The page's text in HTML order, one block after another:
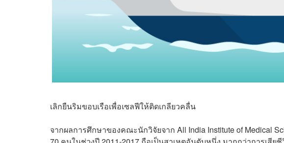
เลิกยืนริมขอบเรือเพื่อเซลฟีให้ติดเกลียวคลื่น
จากผลการศึกษาของคณะนักวิจัยจาก All India Institute of Medical